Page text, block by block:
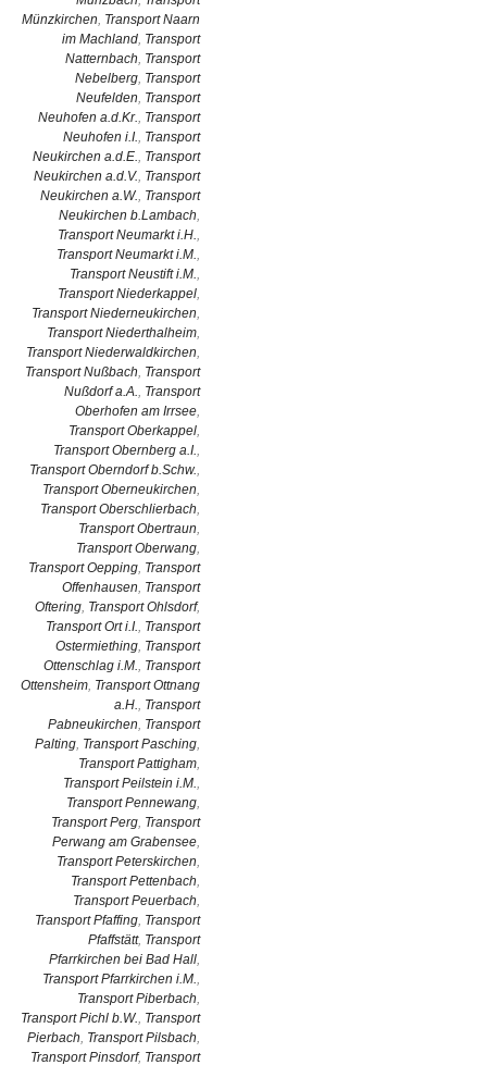
Münzkirchen, Transport Naarn
im Machland, Transport
Natternbach, Transport
Nebelberg, Transport
Neufelden, Transport
Neuhofen a.d.Kr., Transport
Neuhofen i.I., Transport
Neukirchen a.d.E., Transport
Neukirchen a.d.V., Transport
Neukirchen a.W., Transport
Neukirchen b.Lambach,
Transport Neumarkt i.H.,
Transport Neumarkt i.M.,
Transport Neustift i.M.,
Transport Niederkappel,
Transport Niederneukirchen,
Transport Niederthalheim,
Transport Niederwaldkirchen,
Transport Nußbach, Transport
Nußdorf a.A., Transport
Oberhofen am Irrsee,
Transport Oberkappel,
Transport Obernberg a.I.,
Transport Oberndorf b.Schw.,
Transport Oberneukirchen,
Transport Oberschlierbach,
Transport Obertraun,
Transport Oberwang,
Transport Oepping, Transport
Offenhausen, Transport
Oftering, Transport Ohlsdorf,
Transport Ort i.I., Transport
Ostermiething, Transport
Ottenschlag i.M., Transport
Ottensheim, Transport Ottnang
a.H., Transport
Pabneukirchen, Transport
Palting, Transport Pasching,
Transport Pattigham,
Transport Peilstein i.M.,
Transport Pennewang,
Transport Perg, Transport
Perwang am Grabensee,
Transport Peterskirchen,
Transport Pettenbach,
Transport Peuerbach,
Transport Pfaffing, Transport
Pfaffstätt, Transport
Pfarrkirchen bei Bad Hall,
Transport Pfarrkirchen i.M.,
Transport Piberbach,
Transport Pichl b.W., Transport
Pierbach, Transport Pilsbach,
Transport Pinsdorf, Transport